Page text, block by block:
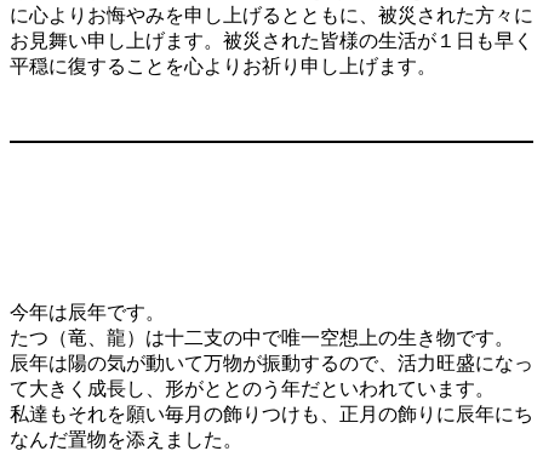
に心よりお悔やみを申し上げるとともに、被災された方々に
お見舞い申し上げます。被災された皆様の生活が１日も早く
平穏に復することを心よりお祈り申し上げます。
今年は辰年です。
たつ（竜、龍）は十二支の中で唯一空想上の生き物です。
辰年は陽の気が動いて万物が振動するので、活力旺盛になっ
て大きく成長し、形がととのう年だといわれています。
私達もそれを願い毎月の飾りつけも、正月の飾りに辰年にち
なんだ置物を添えました。